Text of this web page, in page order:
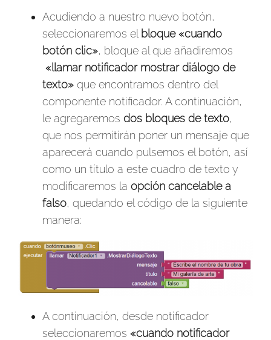
Acudiendo a nuestro nuevo botón,
seleccionaremos el bloque «cuando
botón clic», bloque al que añadiremos
«llamar notificador mostrar diálogo de
texto» que encontramos dentro del
componente notificador. A continuación,
le agregaremos dos bloques de texto,
que nos permitirán poner un mensaje que
aparecerá cuando pulsemos el botón, así
como un título a este cuadro de texto y
modificaremos la opción cancelable a
falso, quedando el código de la siguiente
manera:
A continuación, desde notificador
seleccionaremos «cuando notificador